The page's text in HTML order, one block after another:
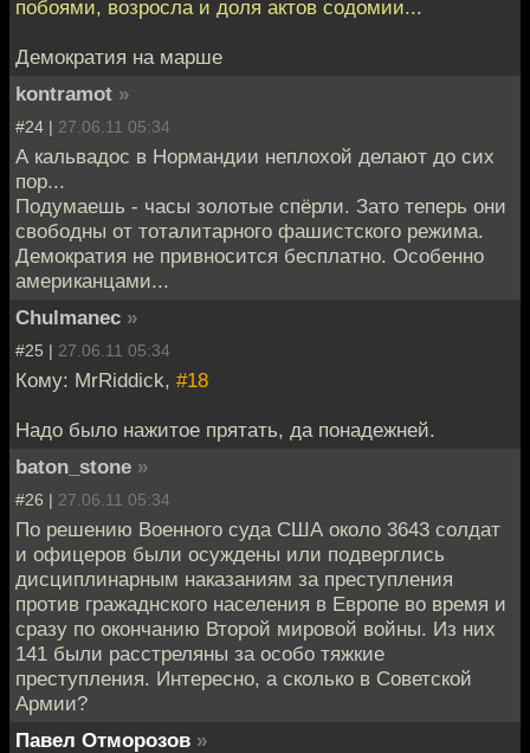
побоями, возросла и доля актов содомии...
Демократия на марше
kontramot »
#24 | 27.06.11 05:34
А кальвадос в Нормандии неплохой делают до сих
пор...
Подумаешь - часы золотые спёрли. Зато теперь они
свободны от тоталитарного фашистского режима.
Демократия не привносится бесплатно. Особенно
американцами...
Chulmanec »
#25 | 27.06.11 05:34
Кому: MrRiddick, #18
Надо было нажитое прятать, да понадежней.
baton_stone »
#26 | 27.06.11 05:34
По решению Военного суда США около 3643 солдат
и офицеров были осуждены или подверглись
дисциплинарным наказаниям за преступления
против гражаднского населения в Европе во время и
сразу по окончанию Второй мировой войны. Из них
141 были расстреляны за особо тяжкие
преступления. Интересно, а сколько в Советской
Армии?
Павел Отморозов »